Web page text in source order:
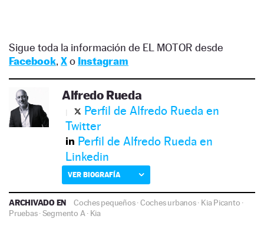
Sigue toda la información de EL MOTOR desde
Facebook, Xo Instagram
Alfredo Rueda
Perfil de Alfredo Rueda en
Twitter
Perfil de Alfredo Rueda en
Linkedin
VER BIOGRAFÍA
ARCHIVADO EN Coches pequeños·Coches urbanos· Kia Picanto ·
Pruebas·Segmento A · Kia